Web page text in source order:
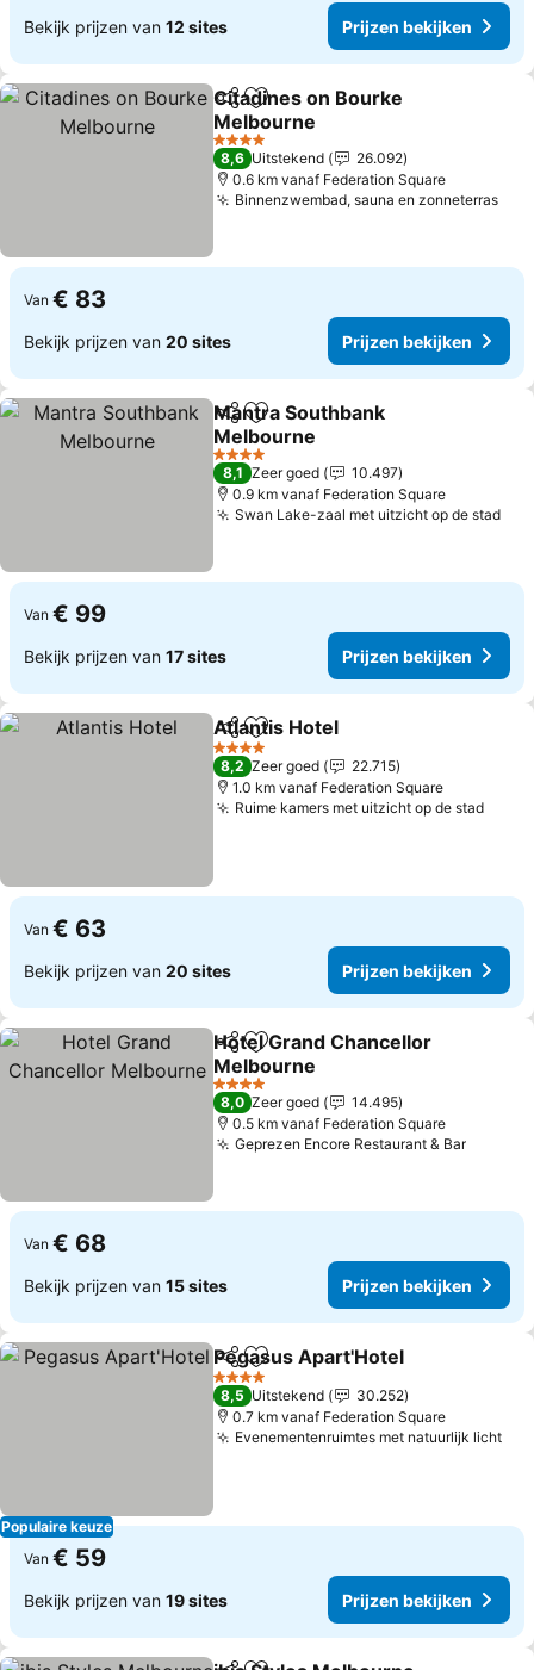
Bekijk prijzen van 12 sites Prijzen bekijken
DelenToevoegen aan favorieten
Citadines on Bourke
Melbourne
Prijzen bekijken
4 Sterren
8,6 Uitstekend
26.092
0.6 km vanaf Federation Square
Binnenzwembad, sauna en zonneterras
Van € 83
Bekijk prijzen van 20 sites Prijzen bekijken
DelenToevoegen aan favorieten
Mantra Southbank
Melbourne
Prijzen bekijken
4 Sterren
8,1 Zeer goed
10.497
0.9 km vanaf Federation Square
Swan Lake-zaal met uitzicht op de stad
Van € 99
Bekijk prijzen van 17 sites Prijzen bekijken
DelenToevoegen aan favorieten
Atlantis Hotel
4 Sterren
8,2 Zeer goed
22.715
1.0 km vanaf Federation Square
Ruime kamers met uitzicht op de stad
Van € 63
Bekijk prijzen van 20 sites Prijzen bekijken
DelenToevoegen aan favorieten
Hotel Grand Chancellor
Melbourne
Prijzen bekijken
4 Sterren
8,0 Zeer goed
14.495
0.5 km vanaf Federation Square
Geprezen Encore Restaurant & BarPrijzen
Van € 68
Bekijk prijzen van 15 sites Prijzen bekijken
Populaire keuze
DelenToevoegen aan favorieten
Pegasus Apart'Hotel
4 Sterren
8,5 Uitstekend
30.252
0.7 km vanaf Federation Square
Evenementenruimtes met natuurlijk licht
Van € 59
Bekijk prijzen van 19 sites Prijzen bekijken